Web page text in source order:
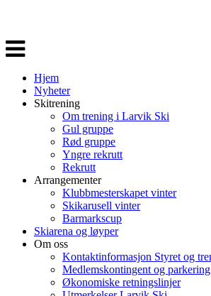
Veksle
navigasjon
Hjem
Nyheter
Skitrening
Om trening i Larvik Ski
Gul gruppe
Rød gruppe
Yngre rekrutt
Rekrutt
Arrangementer
Klubbmesterskapet vinter
Skikarusell vinter
Barmarkscup
Skiarena og løyper
Om oss
Kontaktinformasjon Styret og
Medlemskontingent og parkering
Økonomiske retningslinjer